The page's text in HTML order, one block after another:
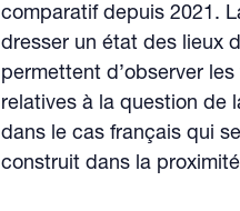
comparatif depuis 2021.
dresser un état des lieux
permettent d’observer
relatives à la question de
dans le cas français qui
construit dans la